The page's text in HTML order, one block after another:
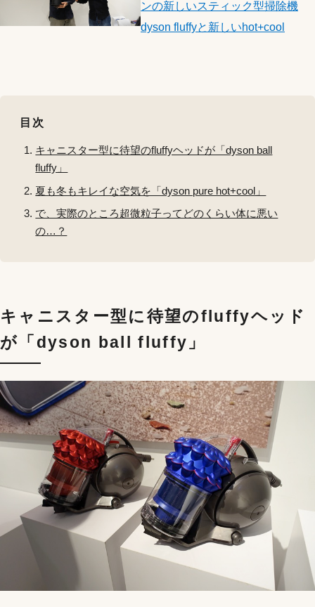
ンの新しいスティック型掃除機
dyson fluffyと新しいhot+cool
目次
キャニスター型に待望のfluffyヘッドが「dyson ball
fluffy」
夏も冬もキレイな空気を「dyson pure hot+cool」
で、実際のところ超微粒子ってどのくらい体に悪い
の…？
キャニスター型に待望のfluffyヘッド
が「dyson ball fluffy」